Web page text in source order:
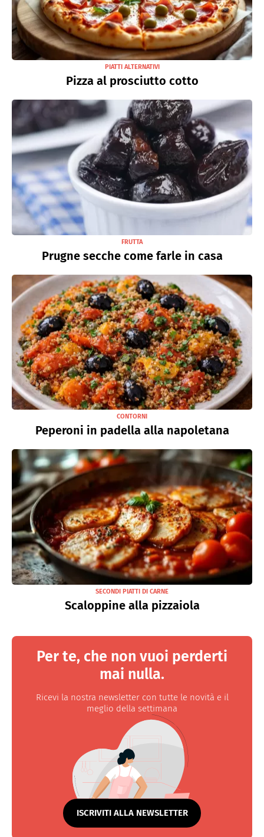
PIATTI ALTERNATIVI
Pizza al prosciutto cotto
FRUTTA
Prugne secche come farle in casa
CONTORNI
Peperoni in padella alla napoletana
SECONDI PIATTI DI CARNE
Scaloppine alla pizzaiola
Per te, che non vuoi perderti
mai nulla.
Ricevi la nostra newsletter con tutte le novità e il
meglio della settimana
ISCRIVITI ALLA NEWSLETTER